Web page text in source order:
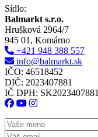
Sídlo:
Balmarkt s.r.o.
Hrušková 2964/7
945 01, Komárno
+421 948 388 557
info@balmarkt.sk
IČO: 46518452
DIČ: 2023407881
IČ DPH: SK2023407881